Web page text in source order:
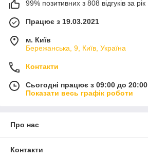
99% позитивних з 808 відгуків за рік
Працює з 19.03.2021
м. Київ
Бережанська, 9, Київ, Україна
Контакти
Сьогодні працює з 09:00 до 20:00
Показати весь графік роботи
Про нас
Контакти